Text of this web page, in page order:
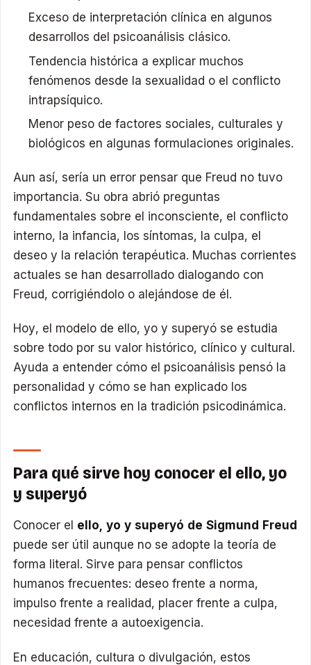
Exceso de interpretación clínica en algunos
desarrollos del psicoanálisis clásico.
Tendencia histórica a explicar muchos
fenómenos desde la sexualidad o el conflicto
intrapsíquico.
Menor peso de factores sociales, culturales y
biológicos en algunas formulaciones originales.
Aun así, sería un error pensar que Freud no tuvo
importancia. Su obra abrió preguntas
fundamentales sobre el inconsciente, el conflicto
interno, la infancia, los síntomas, la culpa, el
deseo y la relación terapéutica. Muchas corrientes
actuales se han desarrollado dialogando con
Freud, corrigiéndolo o alejándose de él.
Hoy, el modelo de ello, yo y superyó se estudia
sobre todo por su valor histórico, clínico y cultural.
Ayuda a entender cómo el psicoanálisis pensó la
personalidad y cómo se han explicado los
conflictos internos en la tradición psicodinámica.
Para qué sirve hoy conocer el ello, yo
y superyó
Conocer el ello, yo y superyó de Sigmund Freud
puede ser útil aunque no se adopte la teoría de
forma literal. Sirve para pensar conflictos
humanos frecuentes: deseo frente a norma,
impulso frente a realidad, placer frente a culpa,
necesidad frente a autoexigencia.
En educación, cultura o divulgación, estos